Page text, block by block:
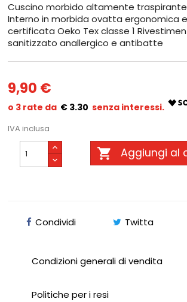
Cuscino morbido altamente
Interno in morbida ovatta ergonomica
certificata Oeko Tex classe 1
sanitizzato anallergico e antibatte
9,90 €
€ 3.30
IVA inclusa
 Aggiungi al
Condividi Twitta
Condizioni generali di vendita
Politiche per i resi